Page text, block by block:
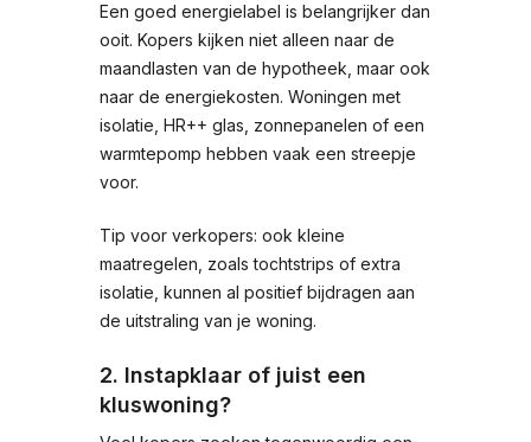
Een goed energielabel is belangrijker dan
ooit. Kopers kijken niet alleen naar de
maandlasten van de hypotheek, maar ook
naar de energiekosten. Woningen met
isolatie, HR++ glas, zonnepanelen of een
warmtepomp hebben vaak een streepje
voor.
Tip voor verkopers: ook kleine
maatregelen, zoals tochtstrips of extra
isolatie, kunnen al positief bijdragen aan
de uitstraling van je woning.
2. Instapklaar of juist een
kluswoning?